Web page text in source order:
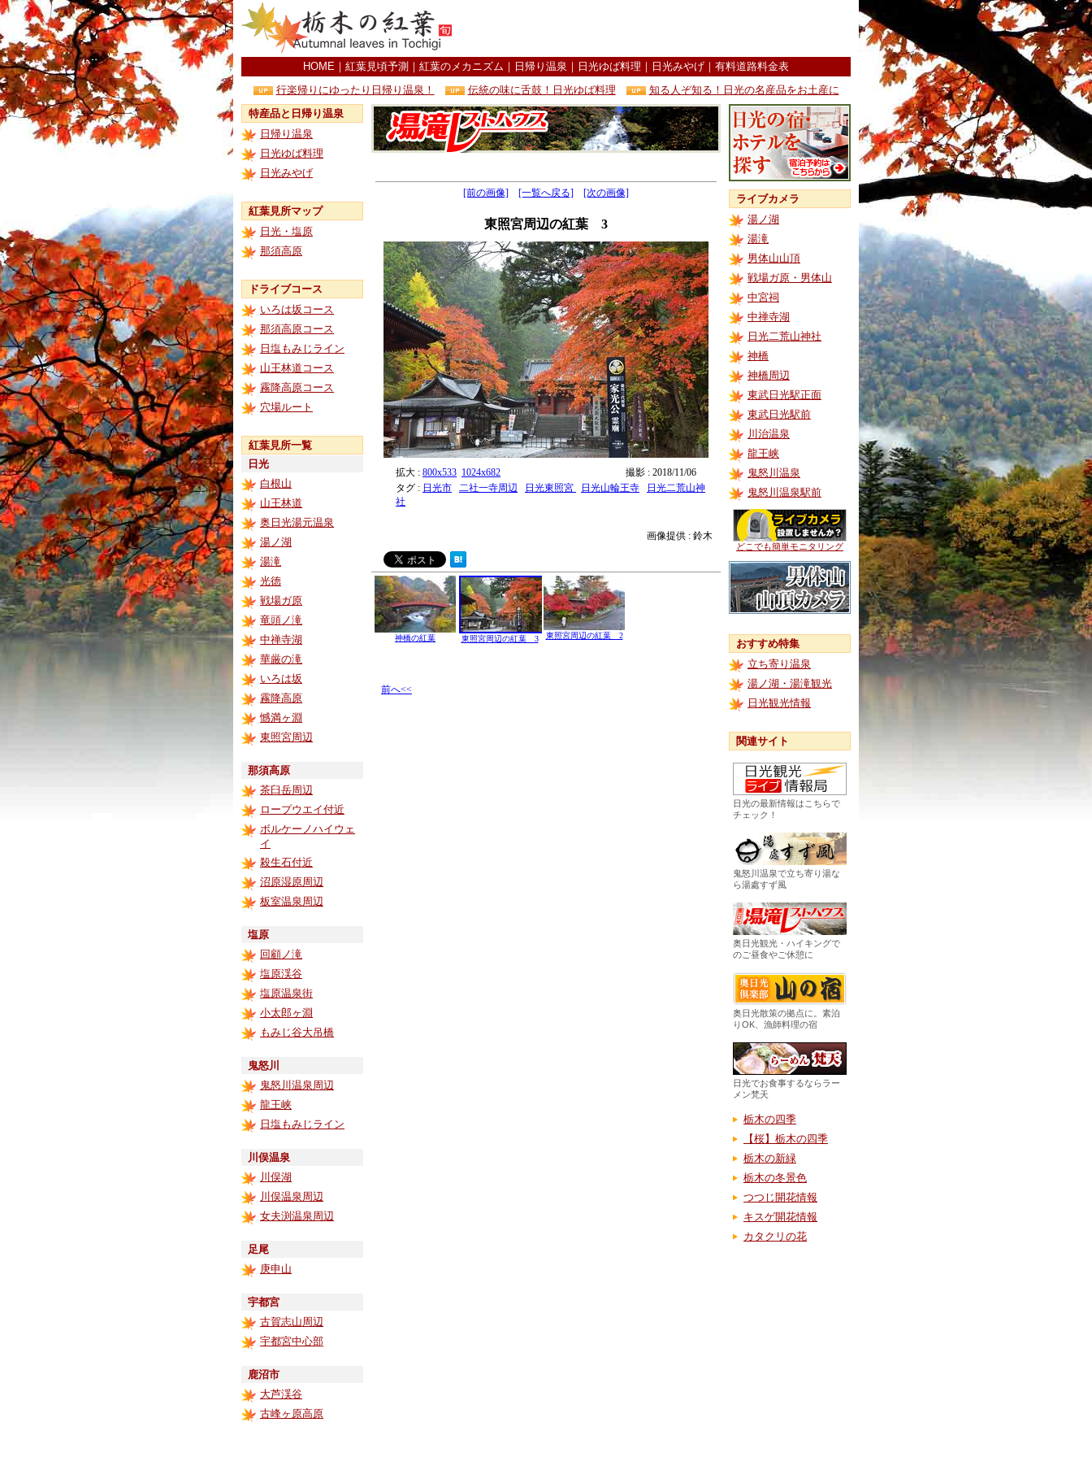
HOME ｜ 紅葉見頃予測 ｜ 紅葉のメカニズム ｜ 日帰り温泉 ｜ 日光ゆば料理 ｜ 日光みやげ ｜ 有料道路料金表
行楽帰りにゆったり日帰り温泉！
伝統の味に舌鼓！日光ゆば料理
知る人ぞ知る！日光の名産品をお土産に
特産品と日帰り温泉
日帰り温泉
日光ゆば料理
日光みやげ
紅葉見所マップ
日光・塩原
那須高原
ドライブコース
いろは坂コース
那須高原コース
日塩もみじライン
山王林道コース
霧降高原コース
穴場ルート
紅葉見所一覧
日光
白根山
山王林道
奥日光湯元温泉
湯ノ湖
湯滝
光徳
戦場ガ原
竜頭ノ滝
中禅寺湖
華厳の滝
いろは坂
霧降高原
憾満ヶ淵
東照宮周辺
那須高原
茶臼岳周辺
ロープウエイ付近
ボルケーノハイウェ
イ
殺生石付近
沼原湿原周辺
板室温泉周辺
塩原
回顧ノ滝
塩原渓谷
塩原温泉街
小太郎ヶ淵
もみじ谷大吊橋
鬼怒川
鬼怒川温泉周辺
龍王峡
日塩もみじライン
川俣温泉
川俣湖
川俣温泉周辺
女夫渕温泉周辺
足尾
庚申山
宇都宮
古賀志山周辺
宇都宮中心部
鹿沼市
大芦渓谷
古峰ヶ原高原
[前の画像] [一覧へ戻る] [次の画像]
東照宮周辺の紅葉 3
拡大 : 800x533 1024x682
撮影 : 2018/11/06
タグ : 日光市 二社一寺周辺 日光東照宮 日光山輪王寺
日光二荒山神
社
画像提供 : 鈴木
神橋の紅葉 東照宮周辺の紅葉 3 東照宮周辺の紅葉 2
前へ<<
ライブカメラ
湯ノ湖
湯滝
男体山山頂
戦場ガ原・男体山
中宮祠
中禅寺湖
日光二荒山神社
神橋
神橋周辺
東武日光駅正面
東武日光駅前
川治温泉
龍王峡
鬼怒川温泉
鬼怒川温泉駅前
どこでも簡単モニタリング
おすすめ特集
立ち寄り温泉
湯ノ湖・湯滝観光
日光観光情報
関連サイト
日光の最新情報はこちらで
チェック！
鬼怒川温泉で立ち寄り湯な
ら湯處すず風
奥日光観光・ハイキングで
のご昼食やご休憩に
奥日光散策の拠点に。素泊
りOK、漁師料理の宿
日光でお食事するならラー
メン梵天
栃木の四季
【桜】栃木の四季
栃木の新緑
栃木の冬景色
つつじ開花情報
キスゲ開花情報
カタクリの花